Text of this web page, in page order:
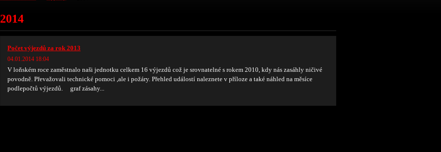
2014
Počet výjezdů za rok 2013
04.01.2014 18:04
V loňském roce zaměstnalo naši jednotku celkem 16 výjezdů což je srovnatelné s rokem 2010, kdy nás zasáhly ničivé
povodně. Převažovali technické pomoci ,ale i požáry. Přehled událostí naleznete v příloze a také náhled na měsíce
podlepočtů výjezdů. graf zásahy...